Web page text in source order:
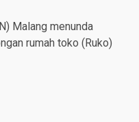
Malang menunda
rumah toko (Ruko)